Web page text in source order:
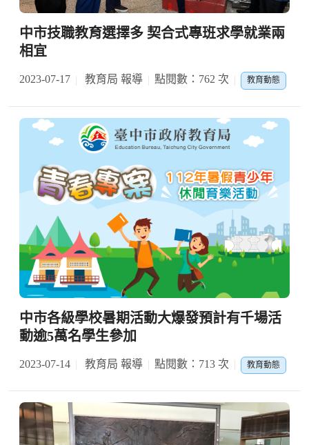
中市技職教育選擇多 契合式專班求學就業兩
相宜
2023-07-17 教育局 報導 點閱數：762 次 教育動態
中市各級學校暑期活動大爆發預計有千場活
動逾5萬名學生參加
2023-07-14 教育局 報導 點閱數：713 次 教育動態